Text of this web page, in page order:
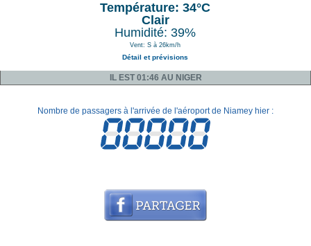
Température: 34°C
Clair
Humidité: 39%
Vent: S à 26km/h
Détail et prévisions
IL EST 01:46 AU NIGER
Nombre de passagers à l'arrivée de l'aéroport de Niamey hier :